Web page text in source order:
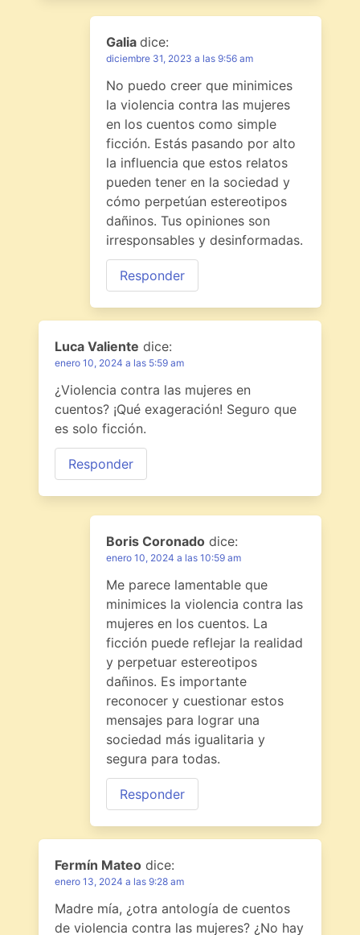
Galia dice:
diciembre 31, 2023 a las 9:56 am
No puedo creer que minimices
la violencia contra las mujeres
en los cuentos como simple
ficción. Estás pasando por alto
la influencia que estos relatos
pueden tener en la sociedad y
cómo perpetúan estereotipos
dañinos. Tus opiniones son
irresponsables y desinformadas.
Responder
Luca Valiente dice:
enero 10, 2024 a las 5:59 am
¿Violencia contra las mujeres en
cuentos? ¡Qué exageración! Seguro que
es solo ficción.
Responder
Boris Coronado dice:
enero 10, 2024 a las 10:59 am
Me parece lamentable que
minimices la violencia contra las
mujeres en los cuentos. La
ficción puede reflejar la realidad
y perpetuar estereotipos
dañinos. Es importante
reconocer y cuestionar estos
mensajes para lograr una
sociedad más igualitaria y
segura para todas.
Responder
Fermín Mateo dice:
enero 13, 2024 a las 9:28 am
Madre mía, ¿otra antología de cuentos
de violencia contra las mujeres? ¿No hay